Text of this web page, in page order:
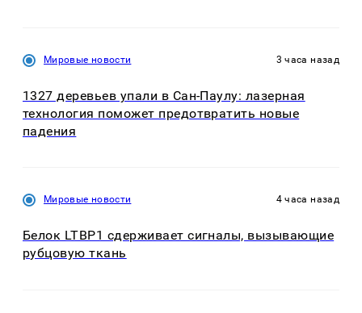
Мировые новости 3 часа назад
1327 деревьев упали в Сан-Паулу: лазерная
технология поможет предотвратить новые
падения
Мировые новости 4 часа назад
Белок LTBP1 сдерживает сигналы, вызывающие
рубцовую ткань